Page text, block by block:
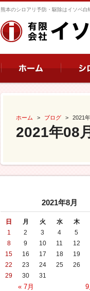
熊本のシロアリ予防・駆除はイソベ白
ホーム ブログ 2021
2021年08月
2021年8月
日 月 火 水 木
« 7月
1 2 3 4 5
8
9 10 11 12
15
16 17 18 19
22
23 24 25 26
29
30 31